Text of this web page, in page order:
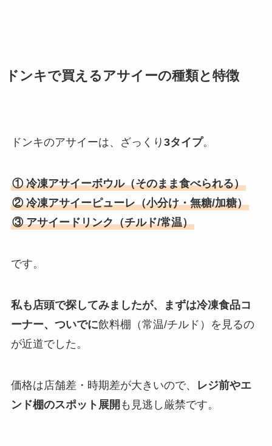
ドンキで買えるアサイーの種類と特徴
ドンキのアサイーは、ざっくり 3タイプ。
① 冷凍アサイーボウル（そのまま食べられる）
② 冷凍アサイーピューレ（小分け・無糖/加糖）
③ アサイードリンク（チルド/常温）
です。
私も店頭で探してみましたが、
まずは冷凍食品コ
ーナー、ついでに飲料棚（常温/チルド）を見るの
が近道でした。
価格は店舗差・時期差が大きいので、
レジ前やエ
ンド棚のスポット展開 も見逃し厳禁です。